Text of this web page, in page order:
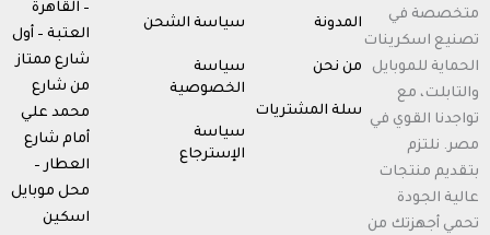
متخصصة في
تصنيع اسكرينات
الحماية للموبايل
والتابلت، مع
تواجدنا القوي في
مصر. نلتزم
بتقديم منتجات
عالية الجودة
تحمي أجهزتك من
المدونة
من نحن
سلة المشتريات
سياسة الشحن
سياسة
الخصوصية
سياسة
الإسترجاع
– القاهرة
العتبة – أول
شارع ممتاز
من شارع
محمد علي
أمام شارع
العطار –
محل موبايل
اسكين